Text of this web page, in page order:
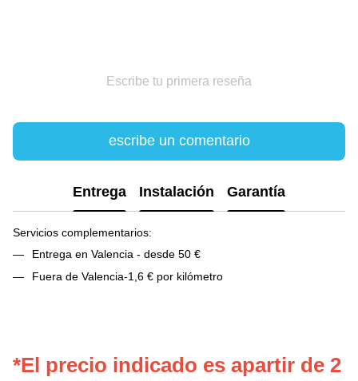
Escribe tu primera reseña
escribe un comentario
Entrega Instalación Garantía
Servicios complementarios:
Entrega en Valencia - desde 50 €
Fuera de Valencia-1,6 € por kilómetro
*El precio indicado es apartir de 2